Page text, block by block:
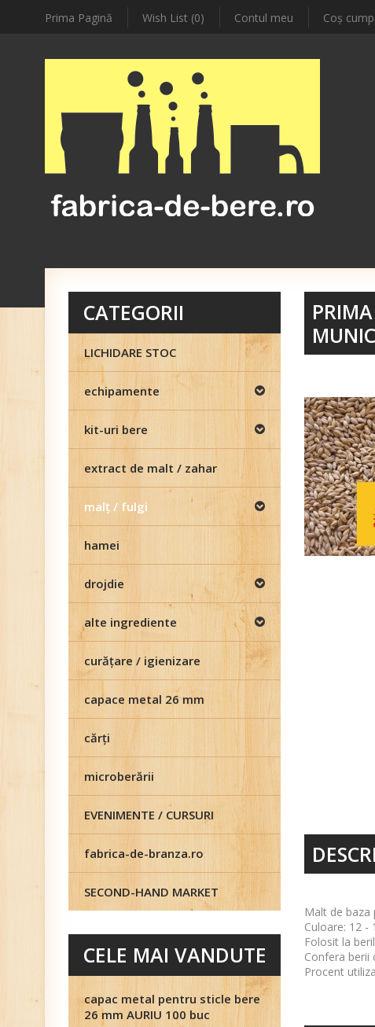
Prima Pagină Wish List (0) Contul meu Coş
Malt de baza
Culoare: 12 -
Folosit la
Confera berii
Procent
CATEGORII
LICHIDARE STOC
echipamente
kit-uri bere
extract de malt / zahar
malţ / fulgi
hamei
drojdie
alte ingrediente
curăţare / igienizare
capace metal 26 mm
cărţi
microberării
EVENIMENTE / CURSURI
fabrica-de-branza.ro
SECOND-HAND MARKET
CELE MAI VANDUTE
capac metal pentru sticle bere
26 mm AURIU 100 buc